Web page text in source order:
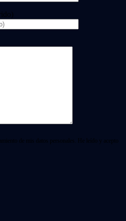
de mis datos personales. He leído y acepto